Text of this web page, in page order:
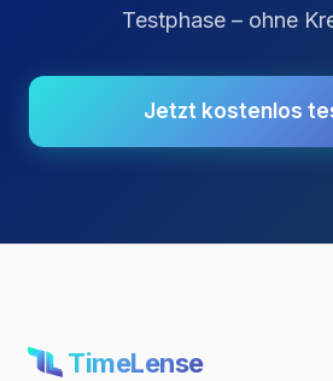
Testphase – ohne
Jetzt kostenlos
TimeLense